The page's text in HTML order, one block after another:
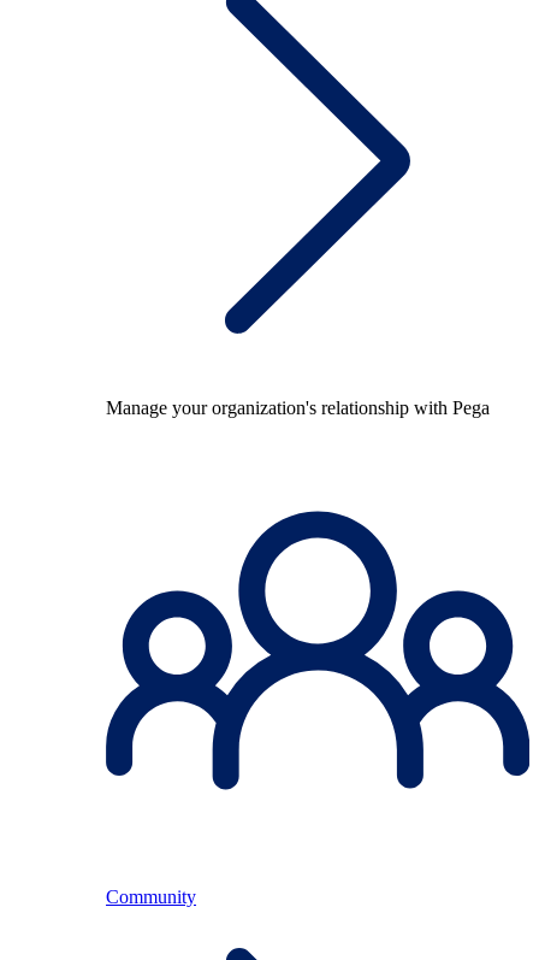
Manage your organization's relationship with Pega
Community